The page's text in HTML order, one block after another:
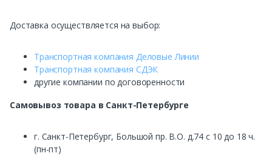
Доставка осуществляется на выбор:
Транспортная компания Деловые Линии
Транспортная компания СДЭК
другие компании по договоренности
Самовывоз товара в Санкт-Петербурге
г. Санкт-Петербург, Большой пр. В.О. д.74 с 10 до 18 ч.
(пн-пт)